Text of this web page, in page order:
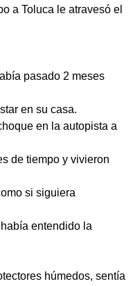
a Toluca le atravesó el
pasado 2 meses
en su casa.
en la autopista a
de tiempo y vivieron
si siguiera
entendido la
húmedos, sentía